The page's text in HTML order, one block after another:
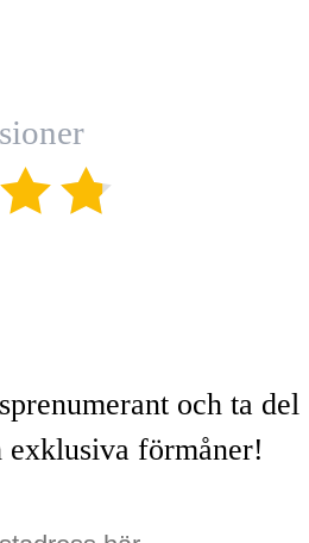
och ta del
exklusiva förmåner!